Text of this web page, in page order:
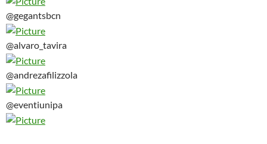
@gegantsbcn
@alvaro_tavira
@andrezafilizzola
@eventiunipa